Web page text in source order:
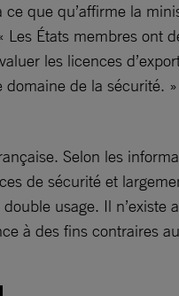
que qu’affirme la
États membres ont
les licences
de la
Selon les
de sécurité et
usage. Il
à des fins contraires